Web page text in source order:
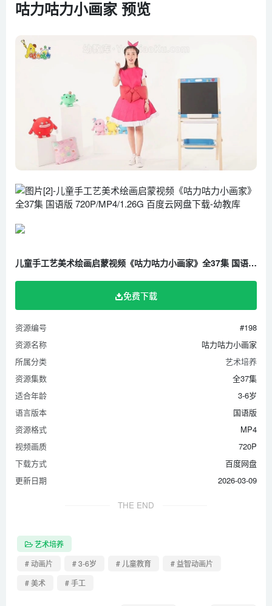
第7集 小猪
第9集 小长颈鹿
第12集 青蛙
第13集 乱涂乱画
第14集 彩虹
第15集 爱护森林
第16集 水墨画
第17集 我想要长大
第18集 宇宙
第19集 来到恐龙世界
第21集 收藏
第22集 螃蟹
第26集 美丽的林间
第27集 小手真棒
第28集 蓝色的树
第29集 空中海底世界
第30集 谁的脚印
第31集 小树生病了
第32集 画哥哥
第33集 我的颜色我做主
第36集 空中海底世界
第37集 蛀牙
咕力咕力小画家 预览
儿童手工艺美术绘画启蒙视频《咕力咕力小画家》全37集 国语版 720P/MP4/1.26G 百度云网盘下载
免费下载
资源编号
#198
资源名称
咕力咕力小画家
所属分类
艺术培养
资源集数
全37集
适合年龄
3-6岁
语言版本
国语版
资源格式
MP4
视频画质
720P
下载方式
百度网盘
更新日期
2026-03-09
THE END
艺术培养
# 动画片
# 3-6岁 # 儿童教育
# 益智动画片
# 美术
# 手工